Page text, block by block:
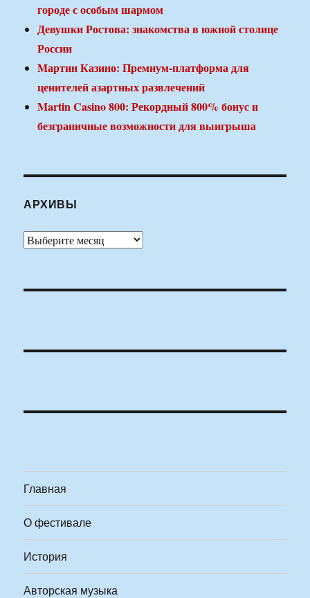
городе с особым шармом
Девушки Ростова: знакомства в южной столице
России
Мартин Казино: Премиум-платформа для
ценителей азартных развлечений
Martin Casino 800: Рекордный 800% бонус и
безграничные возможности для выигрыша
АРХИВЫ
Архивы
Главная
О фестивале
История
Авторская музыка